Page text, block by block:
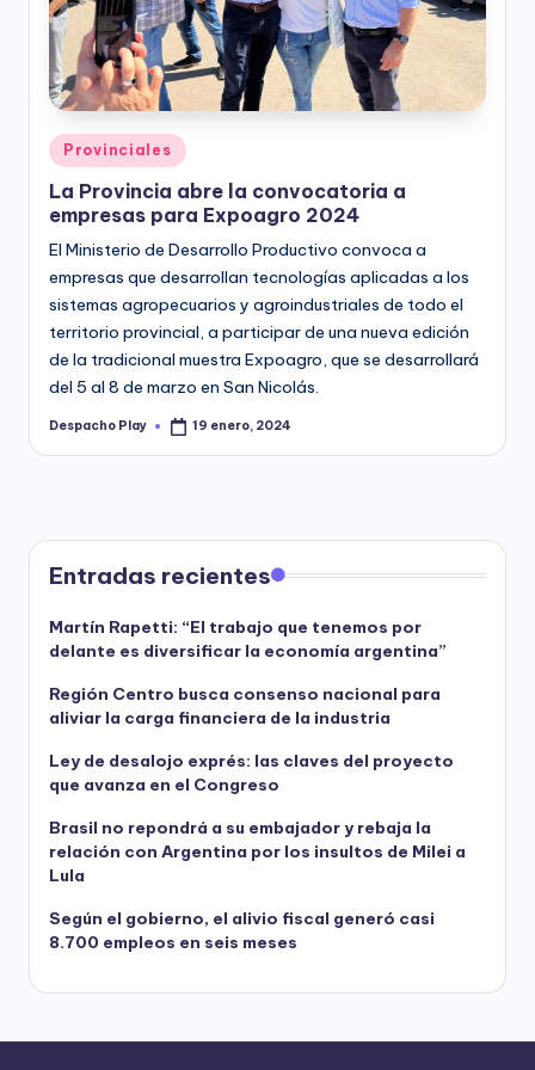
y
Posted
in
Provinciales
La Provincia abre la convocatoria a
empresas para Expoagro 2024
El Ministerio de Desarrollo Productivo convoca a
empresas que desarrollan tecnologías aplicadas a los
sistemas agropecuarios y agroindustriales de todo el
territorio provincial, a participar de una nueva edición
de la tradicional muestra Expoagro, que se desarrollará
del 5 al 8 de marzo en San Nicolás.
Posted
Despacho Play 19 enero, 2024
Entradas recientes
Martín Rapetti: “El trabajo que tenemos por
delante es diversificar la economía argentina”
Región Centro busca consenso nacional para
aliviar la carga financiera de la industria
Ley de desalojo exprés: las claves del proyecto
que avanza en el Congreso
Brasil no repondrá a su embajador y rebaja la
relación con Argentina por los insultos de Milei a
Lula
Según el gobierno, el alivio fiscal generó casi
8.700 empleos en seis meses